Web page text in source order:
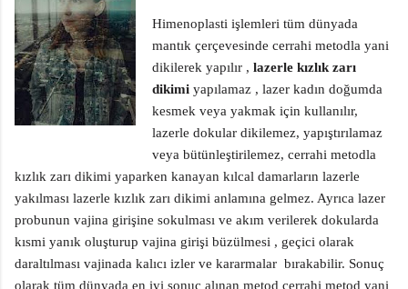
Himenoplasti işlemleri tüm dünyada
mantık çerçevesinde cerrahi metodla yani
dikilerek yapılır , lazerle kızlık zarı
dikimi yapılamaz , lazer kadın doğumda
kesmek veya yakmak için kullanılır,
lazerle dokular dikilemez, yapıştırılamaz
veya bütünleştirilemez, cerrahi metodla
kızlık zarı dikimi yaparken kanayan kılcal damarların lazerle
yakılması lazerle kızlık zarı dikimi anlamına gelmez. Ayrıca lazer
probunun vajina girişine sokulması ve akım verilerek dokularda
kısmi yanık oluşturup vajina girişi büzülmesi , geçici olarak
daraltılması vajinada kalıcı izler ve kararmalar bırakabilir. Sonuç
olarak tüm dünyada en iyi sonuç alınan metod cerrahi metod yani